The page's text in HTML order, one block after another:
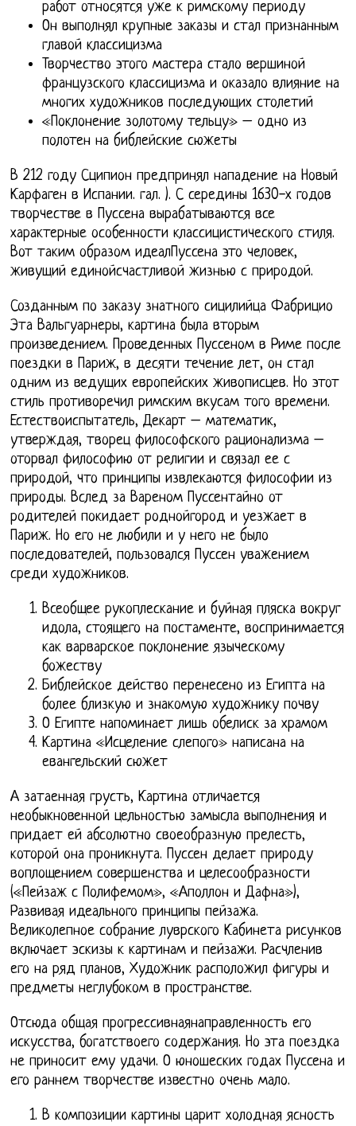
работ относятся уже к римскому периоду
Он выполнял крупные заказы и стал признанным
главой классицизма
Творчество этого мастера стало вершиной
французского классицизма и оказало влияние на
многих художников последующих столетий
«Поклонение золотому тельцу» – одно из
полотен на библейские сюжеты
В 212 году Сципион предпринял нападение на Новый
Карфаген в Испании. гал. ). С середины 1630-х годов
творчестве в Пуссена вырабатываются все
характерные особенности классицистического стиля.
Вот таким образом идеалПуссена это человек,
живущий единойсчастливой жизнью с природой.
Созданным по заказу знатного сицилийца Фабрицио
Эта Вальгуарнеры, картина была вторым
произведением. Проведенных Пуссеном в Риме после
поездки в Париж, в десяти течение лет, он стал
одним из ведущих европейских живописцев. Но этот
стиль противоречил римским вкусам того времени.
Естествоиспытатель, Декарт – математик,
утверждая, творец философского рационализма –
оторвал философию от религии и связал ее с
природой, что принципы извлекаются философии из
природы. Вслед за Вареном Пуссентайно от
родителей покидает роднойгород и уезжает в
Париж. Но его не любили и у него не было
последователей, пользовался Пуссен уважением
среди художников.
Всеобщее рукоплескание и буйная пляска вокруг
идола, стоящего на постаменте, воспринимается
как варварское поклонение языческому
божеству
Библейское действо перенесено из Египта на
более близкую и знакомую художнику почву
О Египте напоминает лишь обелиск за храмом
Картина «Исцеление слепого» написана на
евангельский сюжет
А затаенная грусть, Картина отличается
необыкновенной цельностью замысла выполнения и
придает ей абсолютно своеобразную прелесть,
которой она проникнута. Пуссен делает природу
воплощением совершенства и целесообразности
(«Пейзаж с Полифемом», «Аполлон и Дафна»),
Развивая идеального принципы пейзажа.
Великолепное собрание луврского Кабинета рисунков
включает эскизы к картинам и пейзажи. Расчленив
его на ряд планов, Художник расположил фигуры и
предметы неглубоком в пространстве.
Отсюда общая прогрессивнаянаправленность его
искусства, богатствоего содержания. Но эта поездка
не приносит ему удачи. О юношеских годах Пуссена и
его раннем творчестве известно очень мало.
В композиции картины царит холодная ясность